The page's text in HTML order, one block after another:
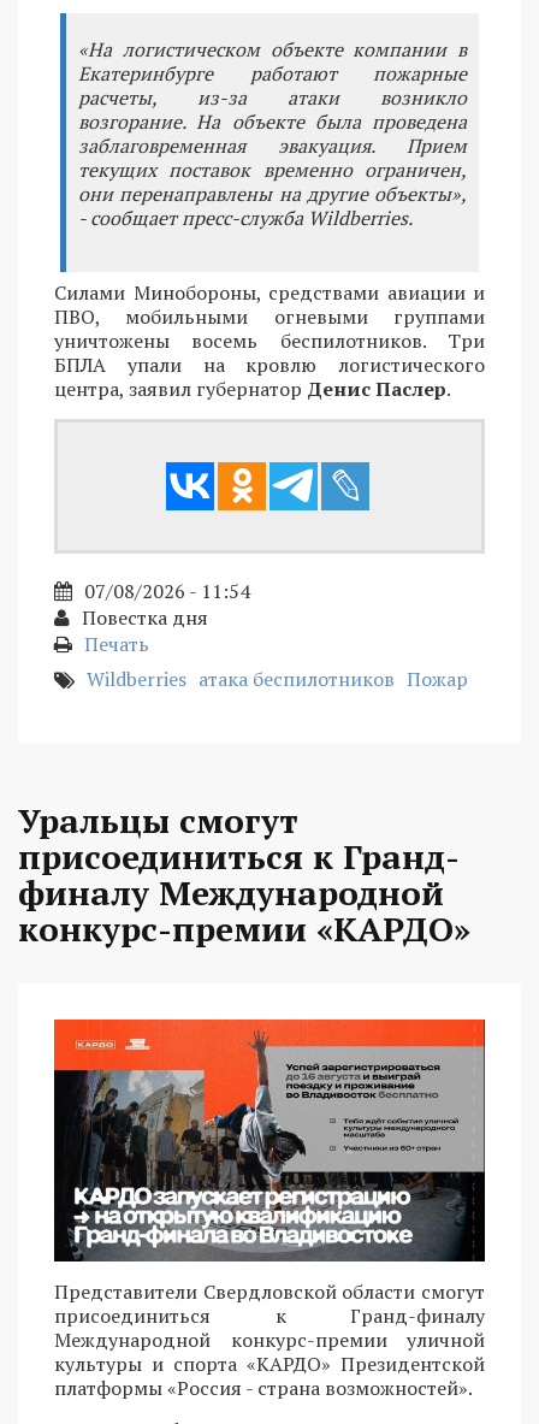
«На логистическом объекте компании в
Екатеринбурге работают пожарные
расчеты, из-за атаки возникло
возгорание. На объекте была проведена
заблаговременная эвакуация. Прием
текущих поставок временно ограничен,
они перенаправлены на другие объекты»,
- сообщает пресс-служба Wildberries.
Силами Минобороны, средствами авиации и
ПВО, мобильными огневыми группами
уничтожены восемь беспилотников. Три
БПЛА упали на кровлю логистического
центра, заявил губернатор Денис Паслер.
07/08/2026 - 11:54
Повестка дня
Печать
Wildberries атака беспилотников Пожар
Уральцы смогут
присоединиться к Гранд-
финалу Международной
конкурс-премии «КАРДО»
Представители Свердловской области смогут
присоединиться к Гранд-финалу
Международной конкурс-премии уличной
культуры и спорта «КАРДО» Президентской
платформы «Россия - страна возможностей».